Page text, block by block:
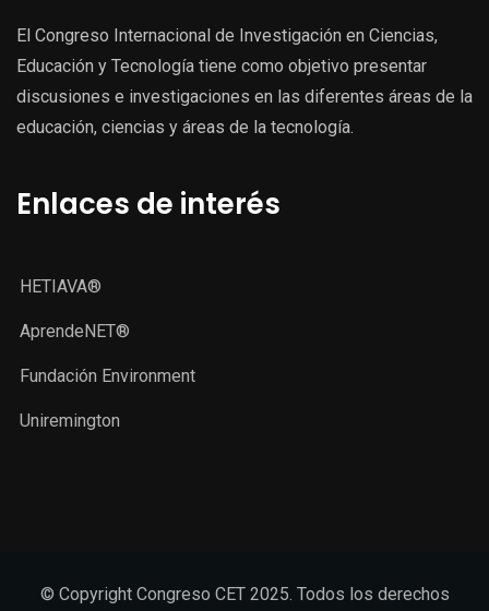
El Congreso Internacional de Investigación en Ciencias,
Educación y Tecnología tiene como objetivo presentar
discusiones e investigaciones en las diferentes áreas de la
educación, ciencias y áreas de la tecnología.
Enlaces de interés
HETIAVA®
AprendeNET®
Fundación Environment
Uniremington
© Copyright Congreso CET 2025. Todos los derechos